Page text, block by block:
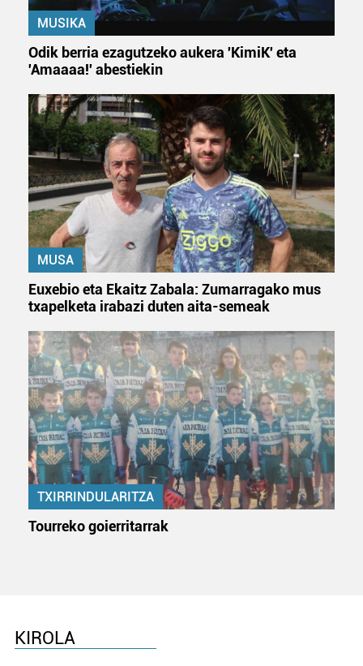
MUSIKA
Odik berria ezagutzeko aukera 'KimiK' eta
'Amaaaa!' abestiekin
MUSA
Euxebio eta Ekaitz Zabala: Zumarragako mus
txapelketa irabazi duten aita-semeak
TXIRRINDULARITZA
Tourreko goierritarrak
KIROLA